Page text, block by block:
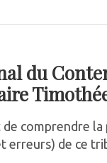
du
comprendre la
erreurs) de ce